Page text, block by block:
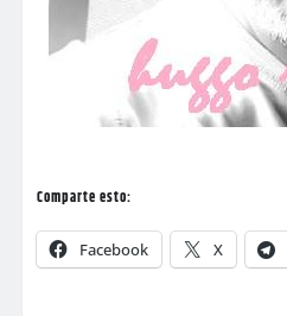
Comparte esto:
Facebook X